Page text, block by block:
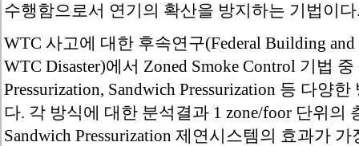
수행함으로서 연기의 확산을 방지하는 기법이
WTC 사고에 대한 후속연구(Federal Building and
WTC Disaster)에서 Zoned Smoke Control 기법
Pressurization, Sandwich Pressurization 등 다양
다. 각 방식에 대한 분석결과 1 zone/foor 단위의
Sandwich Pressurization 제연시스템의 효과가